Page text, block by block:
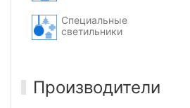
Специальные
светильники
Производители